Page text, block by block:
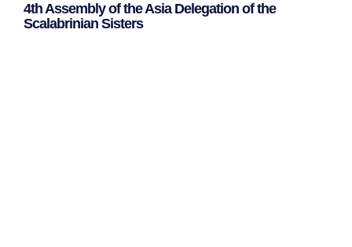
4th Assembly of the Asia Delegation of the
Scalabrinian Sisters